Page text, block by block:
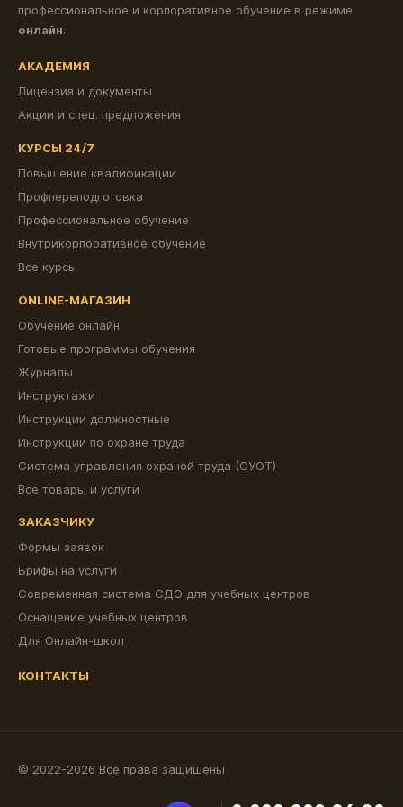
профессиональное и корпоративное обучение в режиме
онлайн.
АКАДЕМИЯ
Лицензия и документы
Акции и спец. предложения
КУРСЫ 24/7
Повышение квалификации
Профпереподготовка
Профессиональное обучение
Внутрикорпоративное обучение
Все курсы
ONLINE-МАГАЗИН
Обучение онлайн
Готовые программы обучения
Журналы
Инструктажи
Инструкции должностные
Инструкции по охране труда
Система управления охраной труда (СУОТ)
Все товары и услуги
ЗАКАЗЧИКУ
Формы заявок
Брифы на услуги
Современная система СДО для учебных центров
Оснащение учебных центров
Для Онлайн-школ
КОНТАКТЫ
© 2022-2026 Все права защищены